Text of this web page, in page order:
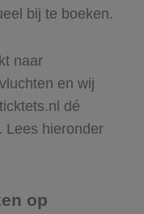
bij te boeken.
naar
en wij
dé
Lees hieronder
op